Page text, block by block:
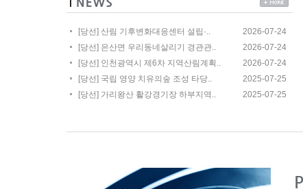
[당선] 산림 기후변화대응센터 설립·..
2026-07-24
[당선] 은산면 우리동네살리기 경관관..
2026-07-24
[당선] 인천광역시 제6차 지역산림계획..
2026-07-24
[당선] 국립 영양 치유의숲 조성 타당..
2025-07-25
[당선] 가리왕산 활강경기장 하부지역..
2025-07-25